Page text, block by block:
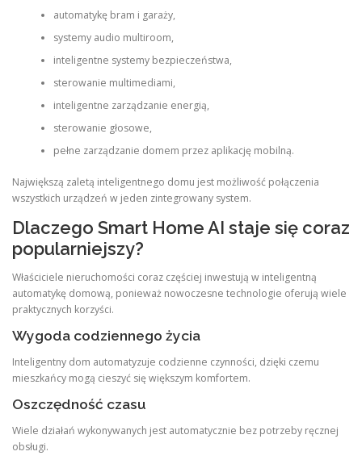
automatykę bram i garaży,
systemy audio multiroom,
inteligentne systemy bezpieczeństwa,
sterowanie multimediami,
inteligentne zarządzanie energią,
sterowanie głosowe,
pełne zarządzanie domem przez aplikację mobilną.
Największą zaletą inteligentnego domu jest możliwość połączenia
wszystkich urządzeń w jeden zintegrowany system.
Dlaczego Smart Home AI staje się coraz
popularniejszy?
Właściciele nieruchomości coraz częściej inwestują w inteligentną
automatykę domową, ponieważ nowoczesne technologie oferują wiele
praktycznych korzyści.
Wygoda codziennego życia
Inteligentny dom automatyzuje codzienne czynności, dzięki czemu
mieszkańcy mogą cieszyć się większym komfortem.
Oszczędność czasu
Wiele działań wykonywanych jest automatycznie bez potrzeby ręcznej
obsługi.